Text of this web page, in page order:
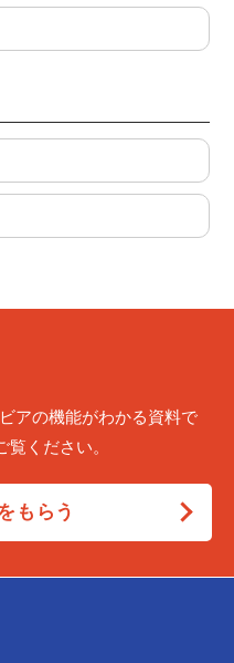
アの機能がわかる資料で
ください。
もらう